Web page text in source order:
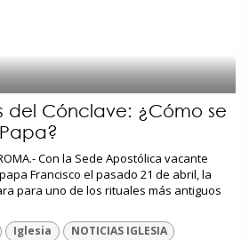
del Cónclave: ¿Cómo se
Con la Sede Apostólica vacante
Francisco el pasado 21 de abril, la
para uno de los rituales más antiguos
Iglesia
NOTICIAS IGLESIA